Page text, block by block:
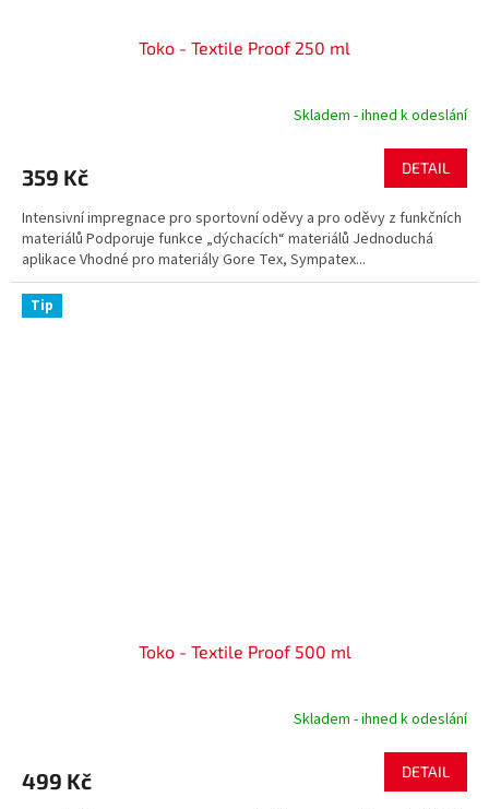
Toko - Textile Proof 250 ml
Skladem - ihned k odeslání
359 Kč DETAIL
Intensivní impregnace pro sportovní oděvy a pro oděvy z funkčních
materiálů Podporuje funkce „dýchacích“ materiálů Jednoduchá
aplikace Vhodné pro materiály Gore Tex, Sympatex...
Tip
Toko - Textile Proof 500 ml
Skladem - ihned k odeslání
499 Kč DETAIL